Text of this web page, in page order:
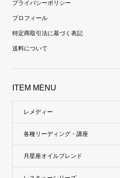
プライバシーポリシー
プロフィール
特定商取引法に基づく表記
送料について
ITEM MENU
レメディー
各種リーディング・講座
月星座オイルブレンド